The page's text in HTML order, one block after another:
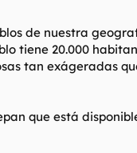
de nuestra
tiene 20.000
tan exágeradas
que está